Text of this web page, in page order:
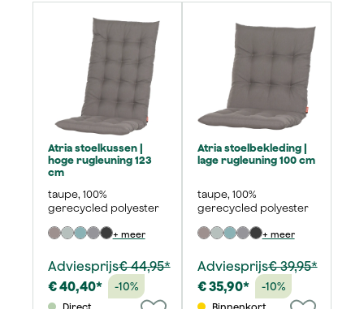
Atria stoelkussen |
hoge rugleuning 123
cm
taupe, 100%
gerecycled polyester
+ meer
Adviesprijs€ 44,95*
€ 40,40*
-10%
Atria stoelbekleding |
lage rugleuning 100 cm
taupe, 100%
gerecycled polyester
+ meer
Adviesprijs€ 39,95*
€ 35,90*
-10%